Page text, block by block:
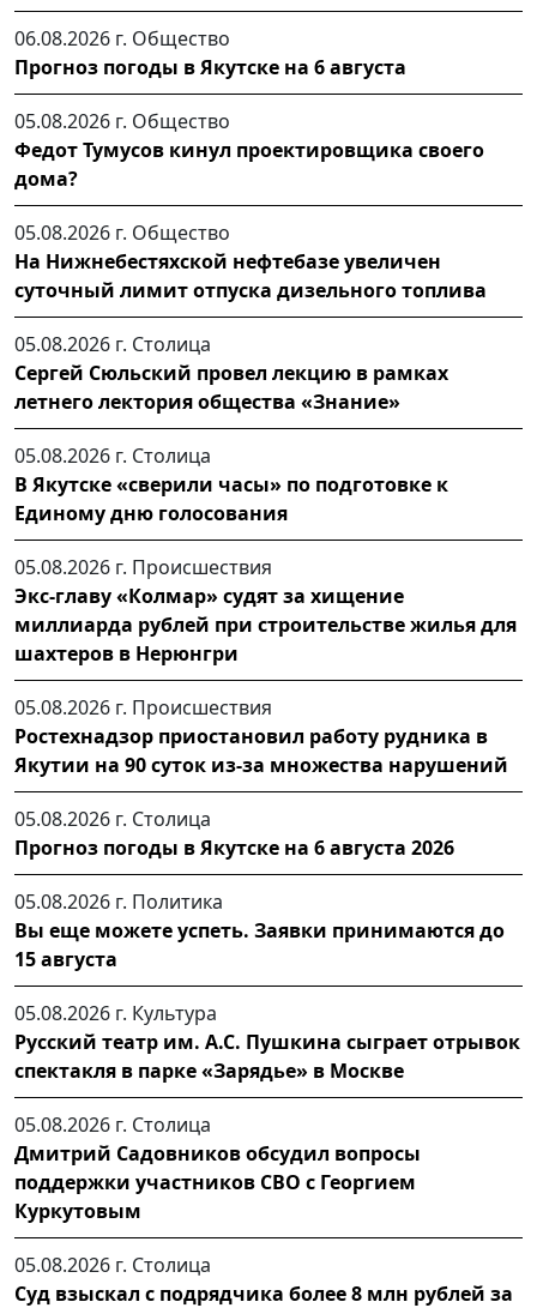
06.08.2026 г. Общество
Прогноз погоды в Якутске на 6 августа
05.08.2026 г. Общество
Федот Тумусов кинул проектировщика своего
дома?
05.08.2026 г. Общество
На Нижнебестяхской нефтебазе увеличен
суточный лимит отпуска дизельного топлива
05.08.2026 г. Столица
Сергей Сюльский провел лекцию в рамках
летнего лектория общества «Знание»
05.08.2026 г. Столица
В Якутске «сверили часы» по подготовке к
Единому дню голосования
05.08.2026 г. Происшествия
Экс-главу «Колмар» судят за хищение
миллиарда рублей при строительстве жилья для
шахтеров в Нерюнгри
05.08.2026 г. Происшествия
Ростехнадзор приостановил работу рудника в
Якутии на 90 суток из-за множества нарушений
05.08.2026 г. Столица
Прогноз погоды в Якутске на 6 августа 2026
05.08.2026 г. Политика
Вы еще можете успеть. Заявки принимаются до
15 августа
05.08.2026 г. Культура
Русский театр им. А.С. Пушкина сыграет отрывок
спектакля в парке «Зарядье» в Москве
05.08.2026 г. Столица
Дмитрий Садовников обсудил вопросы
поддержки участников СВО с Георгием
Куркутовым
05.08.2026 г. Столица
Суд взыскал с подрядчика более 8 млн рублей за